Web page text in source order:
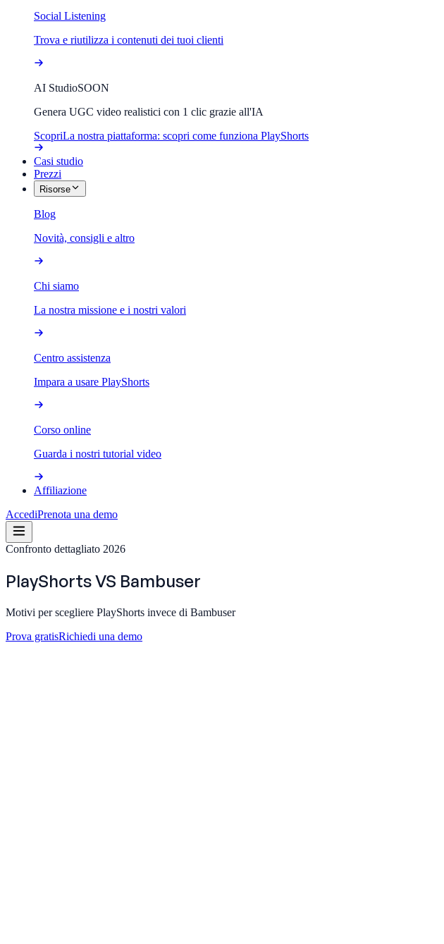
Social Listening
Trova e riutilizza i contenuti dei tuoi clienti
AI StudioSOON
Genera UGC video realistici con 1 clic grazie all'IA
ScopriLa nostra piattaforma: scopri come funziona PlayShorts
Casi studio
Prezzi
Risorse
Blog
Novità, consigli e altro
Chi siamo
La nostra missione e i nostri valori
Centro assistenza
Impara a usare PlayShorts
Corso online
Guarda i nostri tutorial video
Affiliazione
AccediPrenota una demo
Confronto dettagliato 2026
PlayShortsVS Bambuser
Motivi per scegliere PlayShorts invece di Bambuser
Prova gratisRichiedi una demo